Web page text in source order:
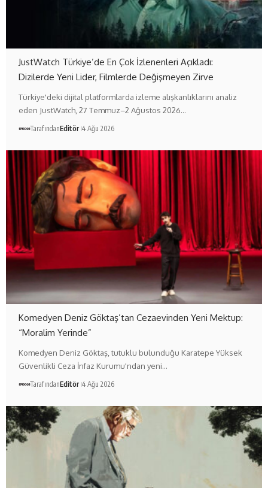
JustWatch Türkiye’de En Çok İzlenenleri Açıkladı:
Dizilerde Yeni Lider, Filmlerde Değişmeyen Zirve
Türkiye'deki dijital platformlarda izleme alışkanlıklarını analiz
eden JustWatch, 27 Temmuz–2 Ağustos 2026…
TarafındanEditör 4 Ağu 2026
Komedyen Deniz Göktaş’tan Cezaevinden Yeni Mektup:
“Moralim Yerinde”
Komedyen Deniz Göktaş, tutuklu bulunduğu Karatepe Yüksek
Güvenlikli Ceza İnfaz Kurumu'ndan yeni…
TarafındanEditör 4 Ağu 2026